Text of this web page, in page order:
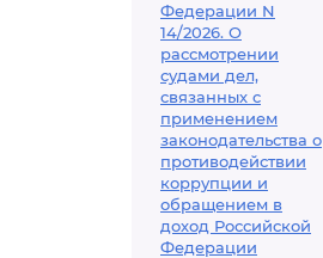
Федерации N
14/2026. О
рассмотрении
судами дел,
связанных с
применением
законодательства о
противодействии
коррупции и
обращением в
доход Российской
Федерации